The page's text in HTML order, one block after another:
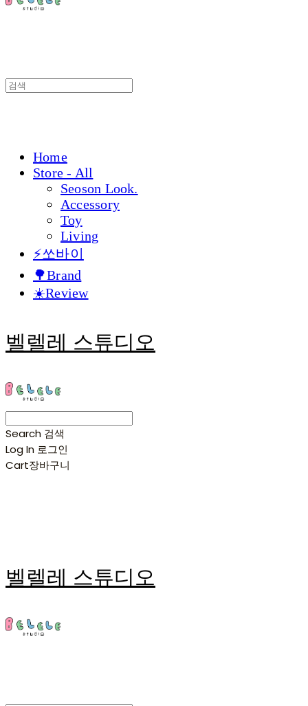
Home
Store - All
Seoson Look.
Accessory
Toy
Living
⚡쏘바이
🌳Brand
☀️Review
벨렐레 스튜디오
Search 검색
Log In 로그인
Cart장바구니
벨렐레 스튜디오